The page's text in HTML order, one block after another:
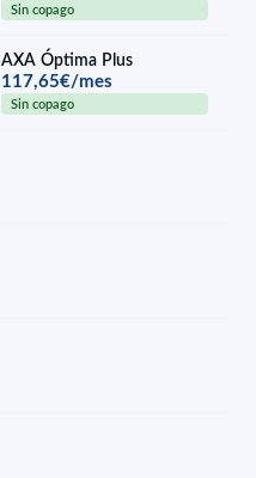
Sin copago
AXA Óptima Plus
117,65€/mes
Sin copago